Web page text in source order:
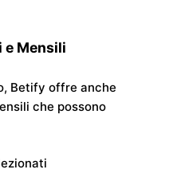
e Mensili
Betify offre anche
che possono